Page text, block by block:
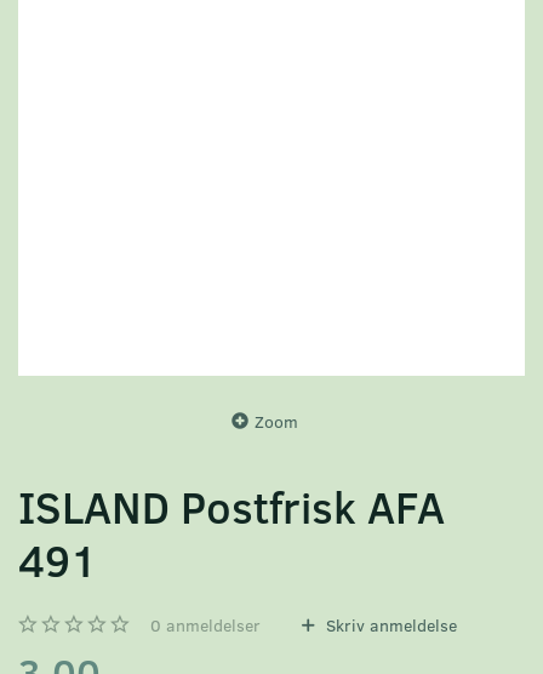
Zoom
ISLAND Postfrisk AFA
491
0 anmeldelser Skriv anmeldelse